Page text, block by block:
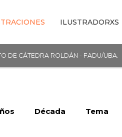
ILUSTRADORXS
DE CÁTEDRA ROLDÁN - FADU/UBA.
Década Tema